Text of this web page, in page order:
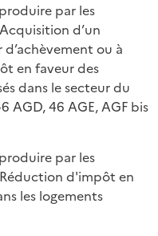
par les
d’un
ou à
en faveur des
dans le secteur du
AGD, 46 AGE, AGF bis
par les
d'impôt en
les logements